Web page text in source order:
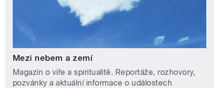
Mezi nebem a zemí
Magazín o víře a spiritualitě. Reportáže, rozhovory,
pozvánky a aktuální informace o událostech